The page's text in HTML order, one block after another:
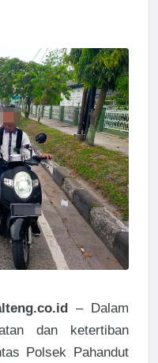
– Dalam
dan ketertiban
Polsek Pahandut